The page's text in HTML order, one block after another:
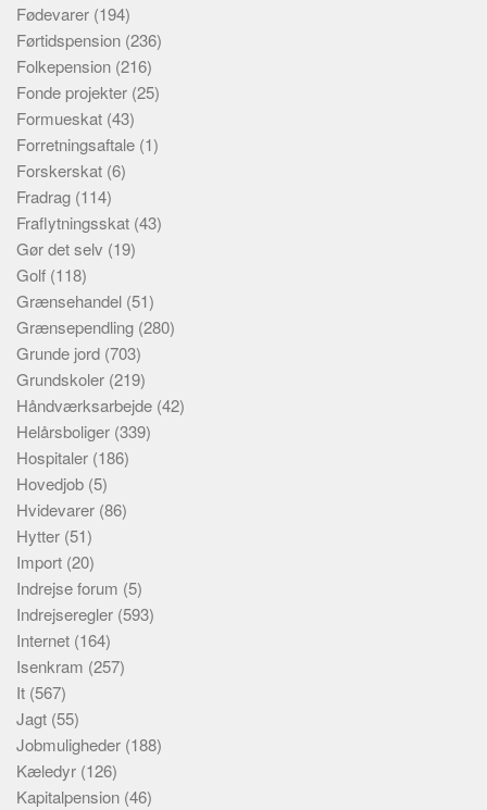
Fødevarer (194)
Førtidspension (236)
Folkepension (216)
Fonde projekter (25)
Formueskat (43)
Forretningsaftale (1)
Forskerskat (6)
Fradrag (114)
Fraflytningsskat (43)
Gør det selv (19)
Golf (118)
Grænsehandel (51)
Grænsependling (280)
Grunde jord (703)
Grundskoler (219)
Håndværksarbejde (42)
Helårsboliger (339)
Hospitaler (186)
Hovedjob (5)
Hvidevarer (86)
Hytter (51)
Import (20)
Indrejse forum (5)
Indrejseregler (593)
Internet (164)
Isenkram (257)
It (567)
Jagt (55)
Jobmuligheder (188)
Kæledyr (126)
Kapitalpension (46)